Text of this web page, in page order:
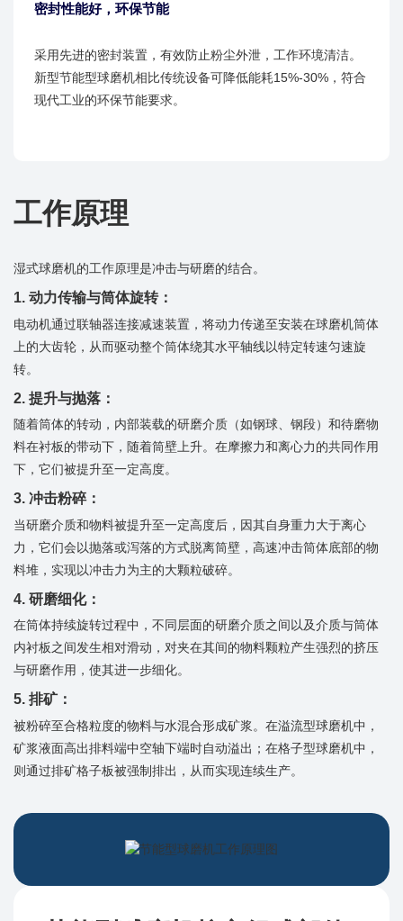
密封性能好，环保节能
采用先进的密封装置，有效防止粉尘外泄，工作环境清洁。
新型节能型球磨机相比传统设备可降低能耗15%-30%，符合
现代工业的环保节能要求。
工作原理
湿式球磨机的工作原理是​​冲击与研磨的结合​​。
​​1. 动力传输与筒体旋转​​：
电动机通过联轴器连接减速装置，将动力传递至安装在球磨机筒体
上的大齿轮，从而驱动整个筒体绕其水平轴线以特定转速匀速旋
转。
​​2. 提升与抛落​​：
随着筒体的转动，内部装载的研磨介质（如钢球、钢段）和待磨物
料在衬板的带动下，随着筒壁上升。在摩擦力和离心力的共同作用
下，它们被提升至一定高度。
​​3. 冲击粉碎​​：
当研磨介质和物料被提升至一定高度后，因其自身重力大于离心
力，它们会以抛落或泻落的方式脱离筒壁，高速冲击筒体底部的物
料堆，实现以冲击力为主的大颗粒破碎。
4. ​​研磨细化​​：
在筒体持续旋转过程中，不同层面的研磨介质之间以及介质与筒体
内衬板之间发生相对滑动，对夹在其间的物料颗粒产生强烈的挤压
与研磨作用，使其进一步细化。
​​5. 排矿​​：
被粉碎至合格粒度的物料与水混合形成矿浆。在溢流型球磨机中，
矿浆液面高出排料端中空轴下端时自动溢出；在格子型球磨机中，
则通过排矿格子板被强制排出，从而实现连续生产。